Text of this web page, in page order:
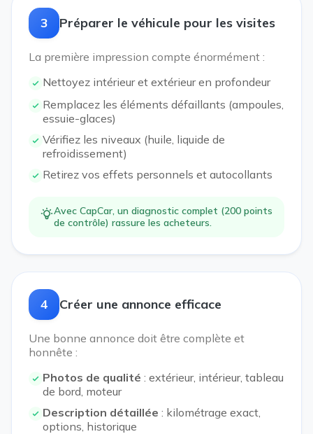
3 Préparer le véhicule pour les visites
La première impression compte énormément :
Nettoyez intérieur et extérieur en profondeur
Remplacez les éléments défaillants (ampoules,
essuie-glaces)
Vérifiez les niveaux (huile, liquide de
refroidissement)
Retirez vos effets personnels et autocollants
Avec CapCar, un diagnostic complet (200 points
de contrôle) rassure les acheteurs.
4 Créer une annonce efficace
Une bonne annonce doit être complète et
honnête :
Photos de qualité : extérieur, intérieur, tableau
de bord, moteur
Description détaillée : kilométrage exact,
options, historique